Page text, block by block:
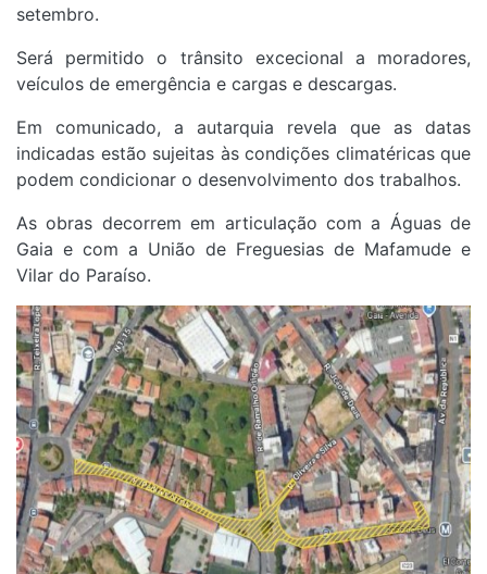
setembro.
Será permitido o trânsito excecional a moradores,
veículos de emergência e cargas e descargas.
Em comunicado, a autarquia revela que as datas
indicadas estão sujeitas às condições climatéricas que
podem condicionar o desenvolvimento dos trabalhos.
As obras decorrem em articulação com a Águas de
Gaia e com a União de Freguesias de Mafamude e
Vilar do Paraíso.